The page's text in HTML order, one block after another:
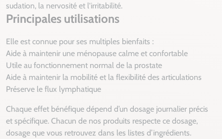
sudation, la nervosité et l'irritabilité.
Principales utilisations
Elle est connue pour ses multiples bienfaits :
Aide à maintenir une ménopause calme et confortable
Utile au fonctionnement normal de la prostate
Aide à maintenir la mobilité et la flexibilité des articulations
Préserve le flux lymphatique
Chaque effet bénéfique dépend d’un dosage journalier précis
et spécifique. Chacun de nos produits respecte ce dosage,
dosage que vous retrouvez dans les listes d’ingrédients.